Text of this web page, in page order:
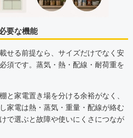
要な機能
せる前提なら、サイズだけでなく安
須です。蒸気・熱・配線・耐荷重を
と家電置き場を分ける余裕がなく、
家電は熱・蒸気・重量・配線が絡む
で選ぶと故障や使いにくさにつなが